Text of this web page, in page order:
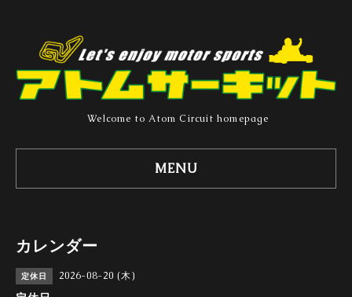
Welcome to Atom Circuit homepage
MENU
カレンダー
定休日 2026-08-20 (木)